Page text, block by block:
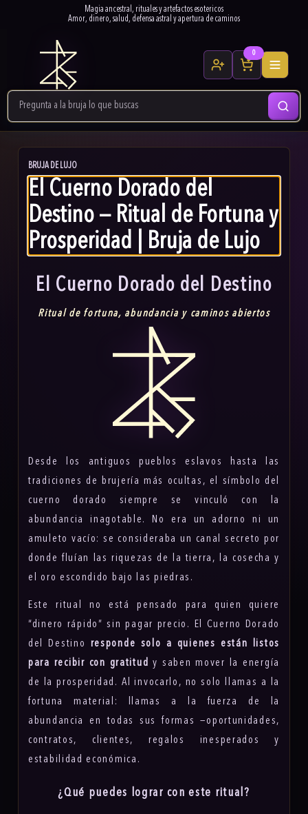
Magia ancestral, rituales y artefactos esotericos
Amor, dinero, salud, defensa astral y apertura de caminos
0
BRUJA DE LUJO
El Cuerno Dorado del
Destino — Ritual de Fortuna y
Prosperidad | Bruja de Lujo
El Cuerno Dorado del Destino
Ritual de fortuna, abundancia y caminos abiertos
Desde los antiguos pueblos eslavos hasta las
tradiciones de brujería más ocultas, el símbolo del
cuerno dorado siempre se vinculó con la
abundancia inagotable. No era un adorno ni un
amuleto vacío: se consideraba un canal secreto por
donde fluían las riquezas de la tierra, la cosecha y
el oro escondido bajo las piedras.
Este ritual no está pensado para quien quiere
“dinero rápido” sin pagar precio. El Cuerno Dorado
del Destino responde solo a quienes están listos
para recibir con gratitud y saben mover la energía
de la prosperidad. Al invocarlo, no solo llamas a la
fortuna material: llamas a la fuerza de la
abundancia en todas sus formas —oportunidades,
contratos, clientes, regalos inesperados y
estabilidad económica.
¿Qué puedes lograr con este ritual?